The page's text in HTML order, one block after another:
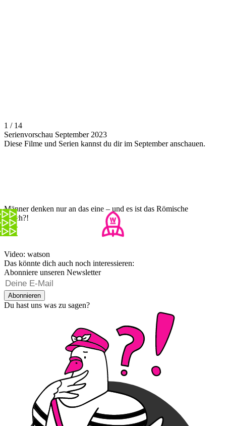
1 / 14
Serienvorschau September 2023
Diese Filme und Serien kannst du dir im September anschauen.
Männer denken nur an das eine – und es ist das Römische
Reich?!
Video: watson
Das könnte dich auch noch interessieren:
Abonniere unseren Newsletter
Abonnieren
Du hast uns was zu sagen?